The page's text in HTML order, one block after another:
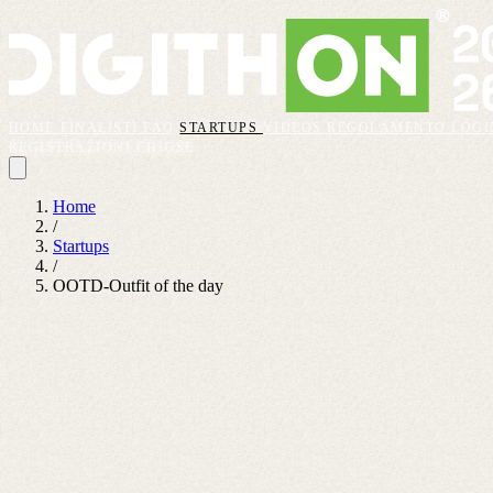
FAQSTARTUPS VIDEOS REGOLAMENTO
Home
/
Startups
/
OOTD-Outfit of the day